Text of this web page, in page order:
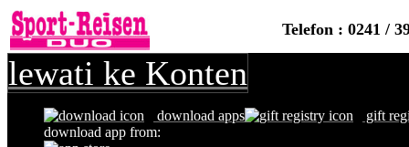
Telefon : 0241 /